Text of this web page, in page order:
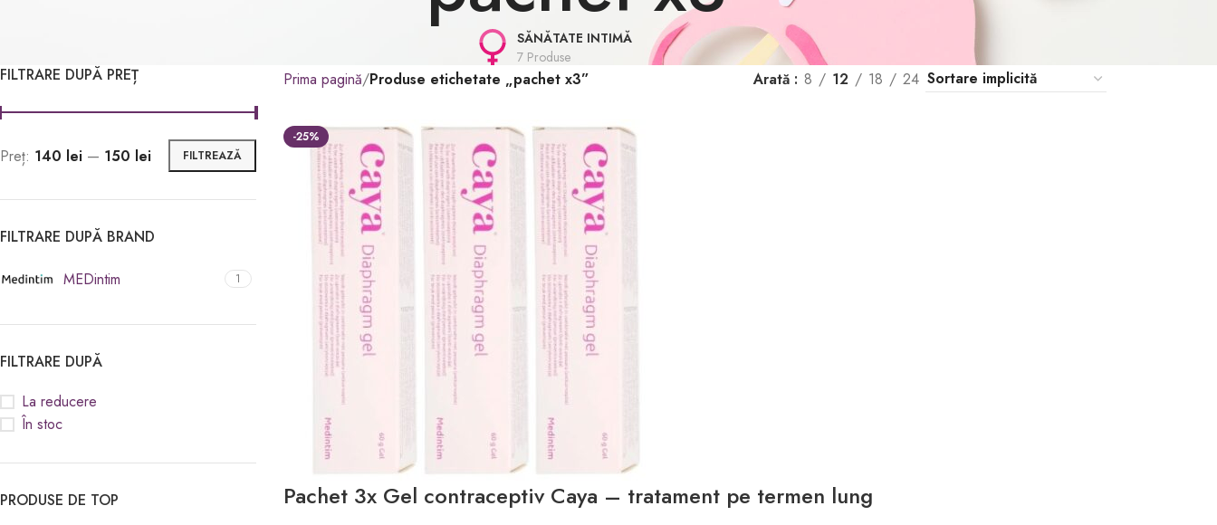
SĂNĂTATE INTIMĂ
7 Produse
FILTRARE DUPĂ PREȚ
FILTREAZĂ
Preț: 140 lei — 150 lei
FILTRARE DUPĂ BRAND
MEDintim 1
FILTRARE DUPĂ
La reducere
În stoc
PRODUSE DE TOP
Prima pagină Produse etichetate „pachet x3” Arată 8 12 18 24
-25%
Pachet 3x Gel contraceptiv Caya – tratament pe termen lung